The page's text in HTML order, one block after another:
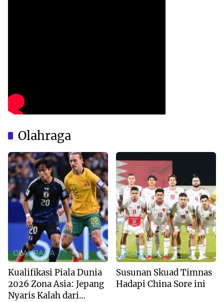
Olahraga
OLAHRAGA
Kualifikasi Piala Dunia
2026 Zona Asia: Jepang
Nyaris Kalah dari
OLAHRAGA
Susunan Skuad Timnas
Hadapi China Sore ini